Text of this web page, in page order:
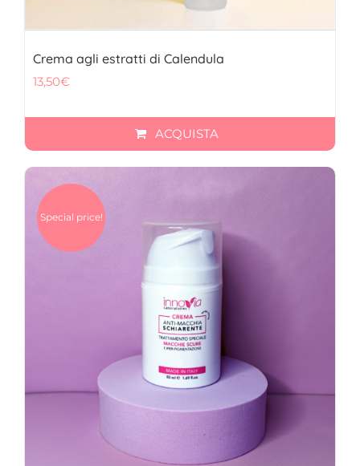
Crema agli estratti di Calendula
13,50€
ACQUISTA
Special price!